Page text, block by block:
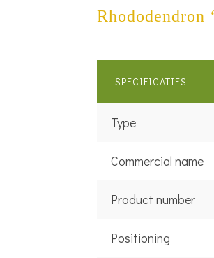
Rhododendron
SPECIFICATIES
Type
Commercial name
Product number
Positioning